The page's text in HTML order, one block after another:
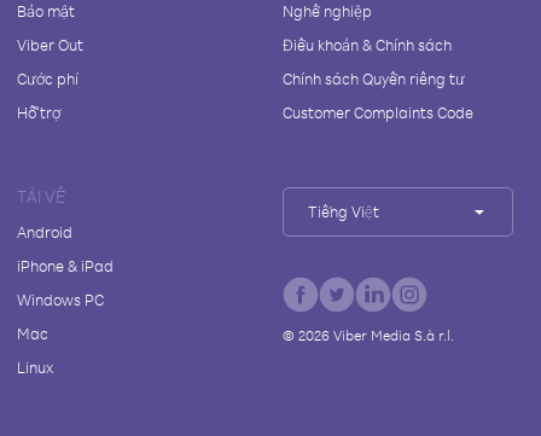
Bảo mật
Viber Out
Cước phí
Hỗ trợ
Nghề nghiệp
Điều khoản & Chính sách
Chính sách Quyền riêng tư
Customer Complaints Code
TẢI VỀ
Android
iPhone & iPad
Windows PC
Mac
Linux
Tiếng Việt
© 2026Viber Media S.à r.l.